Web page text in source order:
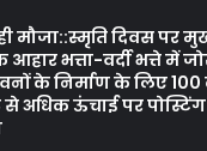
मौजा::स्मृति दिवस पर
भत्ता-वर्दी भत्ते में
के निर्माण के लिए 100
अधिक ऊंचाई पर